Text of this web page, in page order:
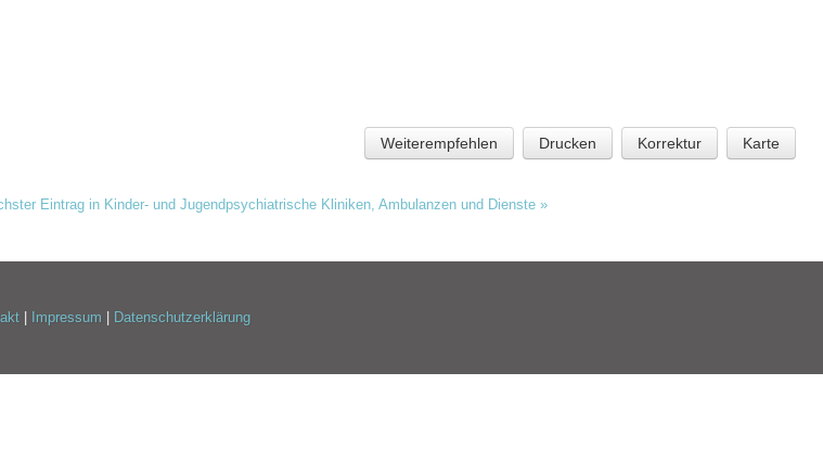
Weiterempfehlen Drucken Korrektur Karte
Eintrag in Kinder- und Jugendpsychiatrische Kliniken, Ambulanzen und Dienste »
| Impressum | Datenschutzerklärung